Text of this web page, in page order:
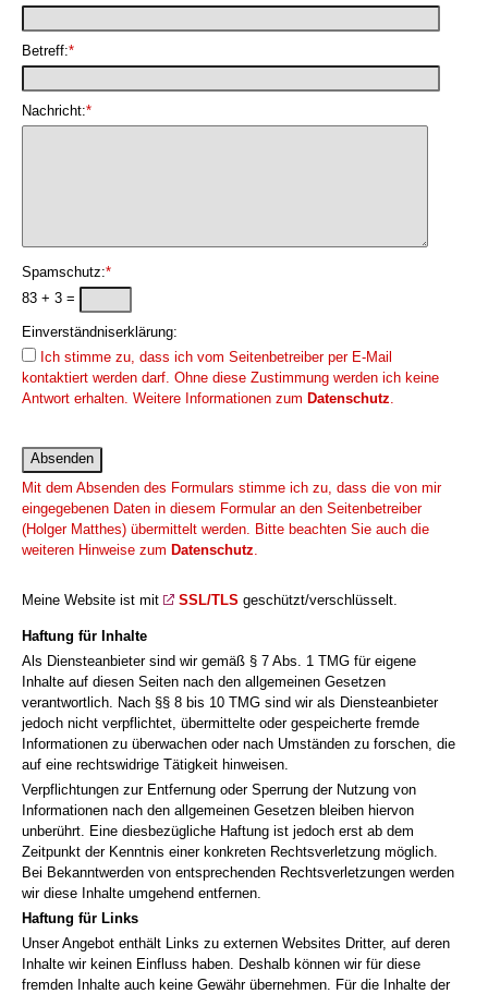
Betreff:*
Nachricht:*
Spamschutz:*
83 + 3 =
Einverständniserklärung:
Ich stimme zu, dass ich vom Seitenbetreiber per E-Mail
kontaktiert werden darf. Ohne diese Zustimmung werden ich keine
Antwort erhalten. Weitere Informationen zum Datenschutz.
Mit dem Absenden des Formulars stimme ich zu, dass die von mir
eingegebenen Daten in diesem Formular an den Seitenbetreiber
(Holger Matthes) übermittelt werden. Bitte beachten Sie auch die
weiteren Hinweise zum Datenschutz.
Meine Website ist mit SSL/TLS geschützt/verschlüsselt.
Haftung für Inhalte
Als Diensteanbieter sind wir gemäß § 7 Abs. 1 TMG für eigene
Inhalte auf diesen Seiten nach den allgemeinen Gesetzen
verantwortlich. Nach §§ 8 bis 10 TMG sind wir als Diensteanbieter
jedoch nicht verpflichtet, übermittelte oder gespeicherte fremde
Informationen zu überwachen oder nach Umständen zu forschen, die
auf eine rechtswidrige Tätigkeit hinweisen.
Verpflichtungen zur Entfernung oder Sperrung der Nutzung von
Informationen nach den allgemeinen Gesetzen bleiben hiervon
unberührt. Eine diesbezügliche Haftung ist jedoch erst ab dem
Zeitpunkt der Kenntnis einer konkreten Rechtsverletzung möglich.
Bei Bekanntwerden von entsprechenden Rechtsverletzungen werden
wir diese Inhalte umgehend entfernen.
Haftung für Links
Unser Angebot enthält Links zu externen Websites Dritter, auf deren
Inhalte wir keinen Einfluss haben. Deshalb können wir für diese
fremden Inhalte auch keine Gewähr übernehmen. Für die Inhalte der